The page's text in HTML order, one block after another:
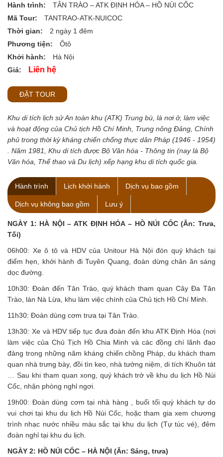
Hành trình:
TÂN TRÀO – ATK ĐỊNH HÓA – HỒ NÚI CỐC
Mã Tour:
TANTRAO-ATK-NUICOC
Thời gian:
2 ngày 1 đêm
Phương tiện:
Ôtô
Khởi hành:
Hà Nội
Giá:
Liên hệ
ĐẶT TOUR
Khu di tích lịch sử An toàn khu (ATK) Trung bù, là nơi ở, làm việc
và hoạt động của Chủ tịch Hồ Chí Minh, Trung nông Đảng, Chính
phủ trong thời kỳ kháng chiến chống thực dân Pháp (1946 - 1954)
Năm 1981, Khu di tích được Bộ Văn hóa - Thông tin (nay là Bộ
Văn hóa, Thể thao và Du lịch) xếp hạng khu di tích quốc gia.
Hành trình Lịch khởi hành Dịch vụ bao gồm
Dịch vụ không bao gồm Lưu ý
NGÀY 1: HÀ NỘI – ATK ĐỊNH HÓA – HỒ NÚI CỐC (Ăn: Trưa,
Tối)
06h00: Xe ô tô và HDV của Unitour Hà Nội đón quý khách tại
điểm hẹn, khởi hành đi Tuyên Quang, đoàn dừng chân ăn sáng
dọc đường.
10h30: Đoàn đến Tân Trào, quý khách tham quan Cây Đa Tân
Trào, lán Nà Lừa, khu làm việc chính của Chủ tịch Hồ Chí Minh.
11h30: Đoàn dùng cơm trưa tại Tân Trào.
13h30: Xe và HDV tiếp tục đưa đoàn đến khu ATK Định Hóa (nơi
làm việc của Chủ Tịch Hồ Chia Minh và các đồng chí lãnh đạo
đảng trong những năm kháng chiến chồng Pháp, du khách tham
quan nhà trưng bày, đồi tìn keo, nhà tưởng niệm, di tích Khuôn tát
… Sau khi tham quan xong, quý khách trở về khu du lịch Hồ Núi
Cốc, nhận phòng nghỉ ngơi.
19h00: Đoàn dùng cơm tại nhà hàng , buổi tối quý khách tự do
vui chơi tại khu du lịch Hồ Núi Cốc, hoặc tham gia xem chương
trình nhạc nước nhiều màu sắc tại khu du lịch (Tự túc vé), đêm
đoàn nghỉ tại khu du lịch.
NGÀY 2: HỒ NÚI CỐC – HÀ NỘI (Ăn: Sáng, trưa)